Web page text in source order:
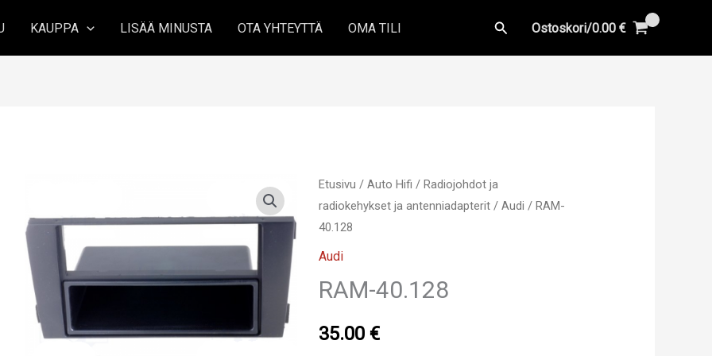
KAUPPA LISÄÄ MINUSTA OTA YHTEYTTÄ OMA TILI Hae Ostoskori/0.00 €
Etusivu /Auto Hifi / Radiojohdot ja
radiokehykset ja antenniadapterit /Audi / RAM-
40.128
Audi
RAM-40.128
35.00€